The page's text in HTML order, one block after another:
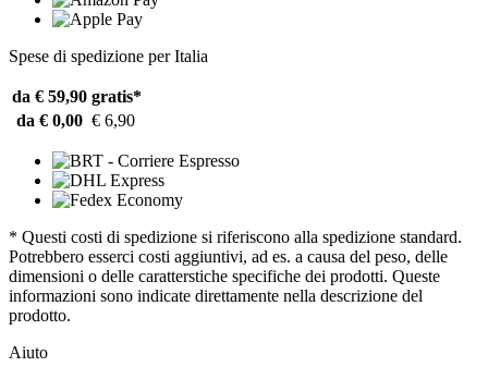
Spese di spedizione per Italia
da € 59,90 gratis*
da € 0,00 € 6,90
* Questi costi di spedizione si riferiscono alla spedizione standard.
Potrebbero esserci costi aggiuntivi, ad es. a causa del peso, delle
dimensioni o delle caratterstiche specifiche dei prodotti. Queste
informazioni sono indicate direttamente nella descrizione del
prodotto.
Aiuto